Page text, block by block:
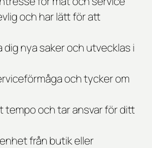
och har lätt för att
dig nya saker och utvecklas i
och tycker om
tempo och tar ansvar för ditt
från butik eller